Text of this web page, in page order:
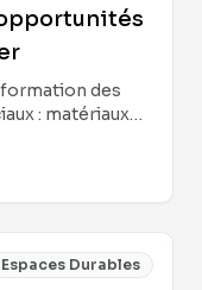
des
: matériaux
projets
Espaces Durables